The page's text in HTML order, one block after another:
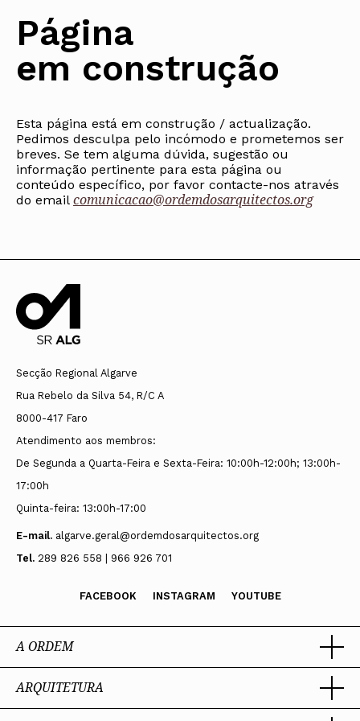
Nacional
Conselho Fiscal
Conselho Diretivo Regional
Conselho de Disciplina
Regional
Colégios
CAU
Glossário de
Arquitectura de
Autor
Protocolos
Institucionais
Protocolos Comerciais
SILUC
Apoio jurídico
Madeira
Açores
Notícias
Centro
Lisboa e Vale do Tejo
Alentejo
Algarve
Madeira
Açores
Página
em construção
Esta página está em construção / actualização.
Pedimos desculpa pelo incómodo e prometemos ser
breves. Se tem alguma dúvida, sugestão ou
informação pertinente para esta página ou
conteúdo específico, por favor contacte-nos através
do email comunicacao@ordemdosarquitectos.org
Secção Regional Algarve
Rua Rebelo da Silva 54, R/C A
8000-417 Faro
Atendimento aos membros:
De Segunda a Quarta-Feira e Sexta-Feira: 10:00h-12:00h; 13:00h-
17:00h
Quinta-feira: 13:00h-17:00
E-mail. algarve.geral@ordemdosarquitectos.org
Tel. 289 826 558 | 966 926 701
FACEBOOK INSTAGRAM YOUTUBE
A ORDEM
Ordem dos Arquitectos
Sobre a OA
ARQUITETURA